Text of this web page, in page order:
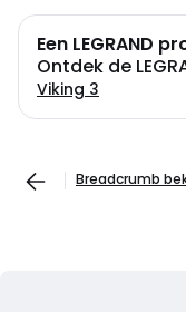
Een LEGRAND
Ontdek de
Viking 3
Breadcrumb